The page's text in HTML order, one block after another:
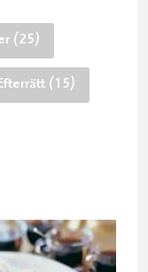
(25)
(15)